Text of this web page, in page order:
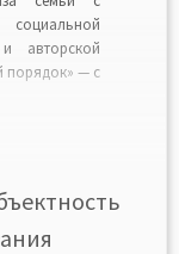
авторской
порядок» — с
призму
развития в